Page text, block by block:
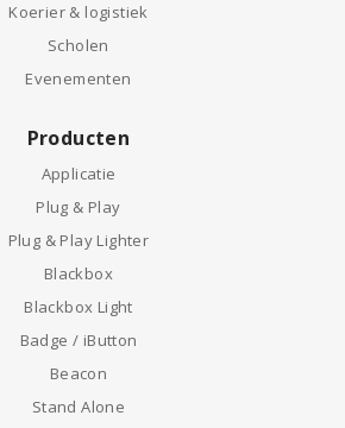
Koerier & logistiek
Scholen
Evenementen
Producten
Applicatie
Plug & Play
Plug & Play Lighter
Blackbox
Blackbox Light
Badge / iButton
Beacon
Stand Alone